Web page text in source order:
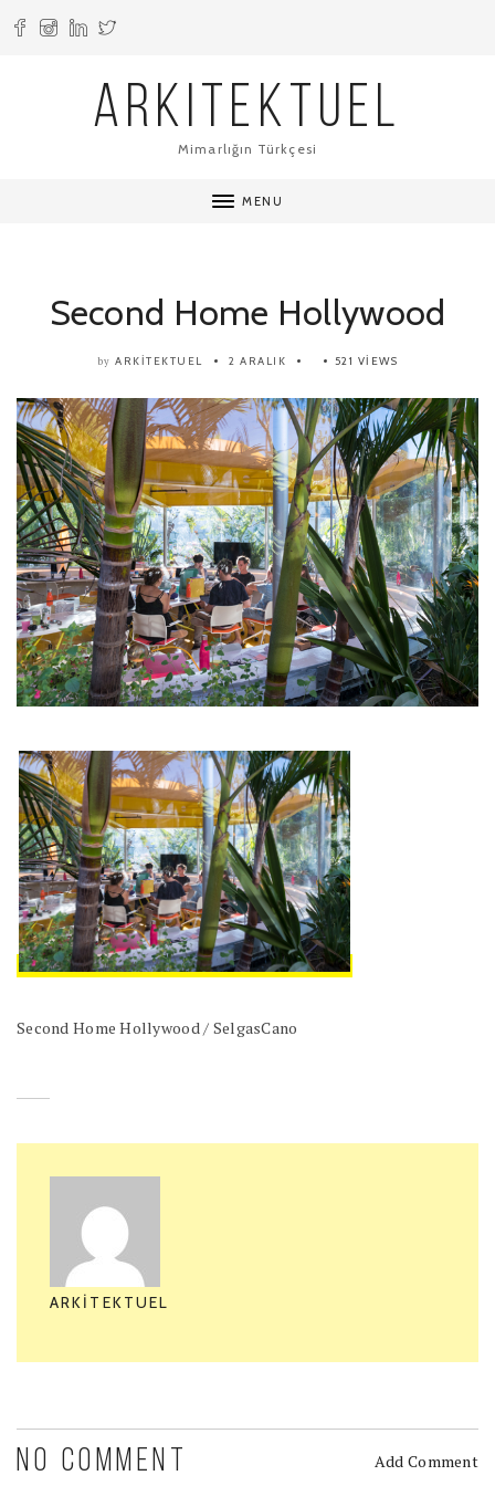
ARKITEKTUEL
Mimarlığın Türkçesi
MENU
Second Home Hollywood
by ARKITEKTUEL 2 ARALIK 521 VIEWS
Second Home Hollywood / SelgasCano
ARKITEKTUEL
NO COMMENT Add Comment